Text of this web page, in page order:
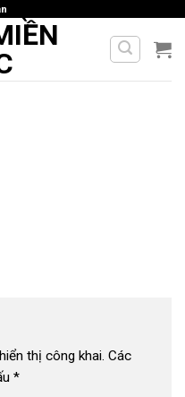
thị công khai. Các
*